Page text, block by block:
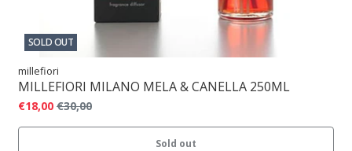
SOLD OUT
millefiori
MILLEFIORI MILANO MELA & CANELLA 250ML
€18,00 €30,00
Sold out